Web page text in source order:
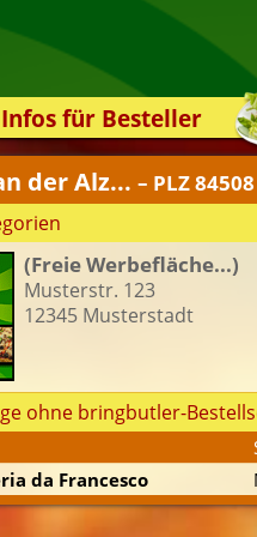
Infos für Besteller
Lieferservice-App
Weiterempfehlen
Newsletter
Sicherheit
Kontakt
der Alz... – PLZ 84508
(Freie Werbefläche...)
Musterstr. 123
12345 Musterstadt
ohne bringbutler-
da Francesco